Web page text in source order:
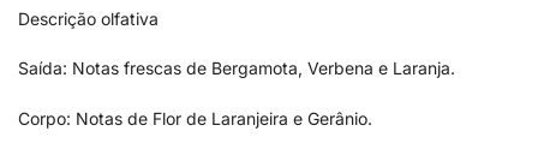
Descrição olfativa
Saída: Notas frescas de Bergamota, Verbena e Laranja.
Corpo: Notas de Flor de Laranjeira e Gerânio.